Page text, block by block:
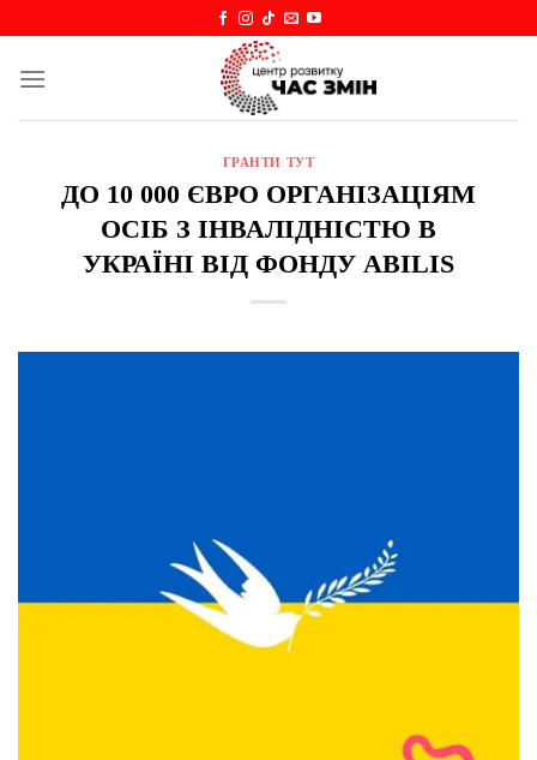
content
ГРАНТИ ТУТ
ДО 10 000 ЄВРО ОРГАНІЗАЦІЯМ
ОСІБ З ІНВАЛІДНІСТЮ В
УКРАЇНІ ВІД ФОНДУ ABILIS